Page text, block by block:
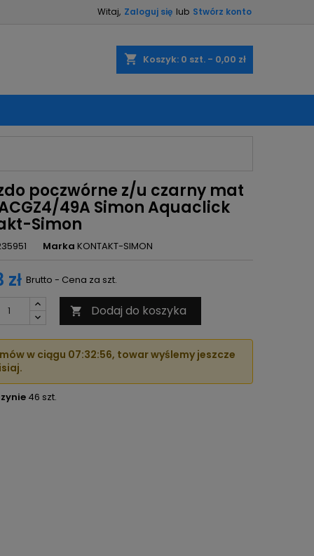
Witaj, Zaloguj się lub Stwórz konto
shopping_cart Koszyk: 0 szt. - 0,00 zł
poczwórne z/u czarny mat
49A Simon Aquaclick
Simon
Marka KONTAKT-SIMON
zł Brutto - Cena za szt.
 Dodaj do koszyka
w ciągu 07:32:55, towar wyślemy jeszcze
46 szt.